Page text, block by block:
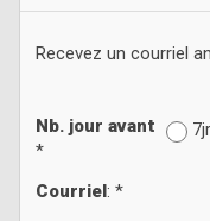
Recevez un courriel
Nb. jour avant
*
Courriel: *